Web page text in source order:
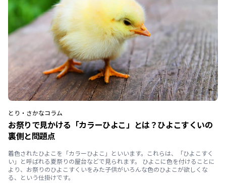
とり・さかなコラム
お祭りで見かける「カラーひよこ」とは？ひよこすくいの
裏側と問題点
着色されたひよこを「カラーひよこ」といいます。これらは、「ひよこすく
い」と呼ばれる夏祭りの屋台などで見られます。 ひよこに色を付けることに
より、お祭りのひよこすくいをみた子供がいろんな色のひよこが欲しくな
る、という仕掛けです。